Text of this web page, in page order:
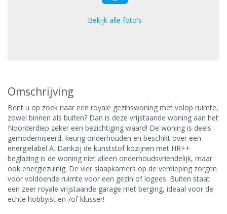
Bekijk alle foto's
Omschrijving
Bent u op zoek naar een royale gezinswoning met volop ruimte,
zowel binnen als buiten? Dan is deze vrijstaande woning aan het
Noorderdiep zeker een bezichtiging waard! De woning is deels
gemoderniseerd, keurig onderhouden en beschikt over een
energielabel A. Dankzij de kunststof kozijnen met HR++
beglazing is de woning niet alleen onderhoudsvriendelijk, maar
ook energiezuinig. De vier slaapkamers op de verdieping zorgen
voor voldoende ruimte voor een gezin of logees. Buiten staat
een zeer royale vrijstaande garage met berging, ideaal voor de
echte hobbyist en-/of klusser!